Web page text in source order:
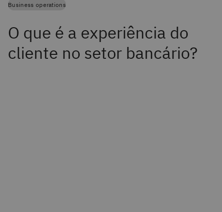
Business operations
O que é a experiência do
cliente no setor bancário?